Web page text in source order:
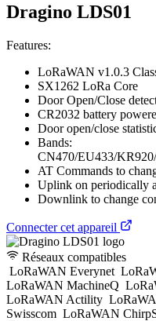
Dragino LDS01
Features:
LoRaWAN v1.0.3
SX1262 LoRa Core
Door Open/Close
CR2032 battery
Door open/close
Bands:
CN470/EU433/
AT Commands to
Uplink on periodically
Downlink to change
Connecter cet appareil
Réseaux compatibles
LoRaWAN Everynet
LoRaWAN MachineQ
LoRaWAN Actility
Swisscom LoRaWAN